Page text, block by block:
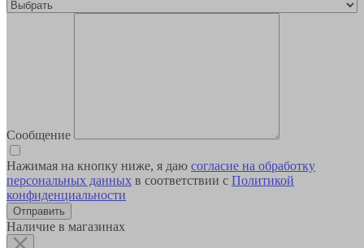
Сообщение
Нажимая на кнопку ниже, я даю согласие на обработку
персональных данных в соответствии с Политикой
конфиденциальности
Наличие в магазинах